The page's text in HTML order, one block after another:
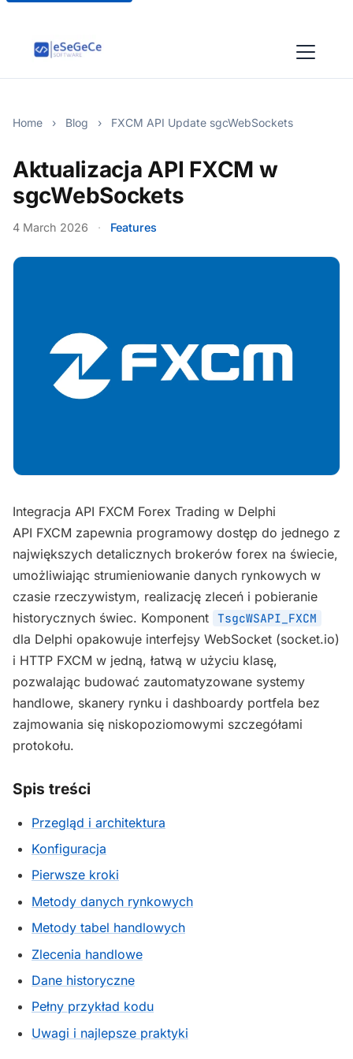
Home › Blog › FXCM API Update sgcWebSockets
Aktualizacja API FXCM w
sgcWebSockets
4 March 2026 · Features
Integracja API FXCM Forex Trading w Delphi
API FXCM zapewnia programowy dostęp do jednego z
największych detalicznych brokerów forex na świecie,
umożliwiając strumieniowanie danych rynkowych w
czasie rzeczywistym, realizację zleceń i pobieranie
historycznych świec. Komponent TsgcWSAPI_FXCM
dla Delphi opakowuje interfejsy WebSocket (socket.io)
i HTTP FXCM w jedną, łatwą w użyciu klasę,
pozwalając budować zautomatyzowane systemy
handlowe, skanery rynku i dashboardy portfela bez
zajmowania się niskopoziomowymi szczegółami
protokołu.
Spis treści
Przegląd i architektura
Konfiguracja
Pierwsze kroki
Metody danych rynkowych
Metody tabel handlowych
Zlecenia handlowe
Dane historyczne
Pełny przykład kodu
Uwagi i najlepsze praktyki